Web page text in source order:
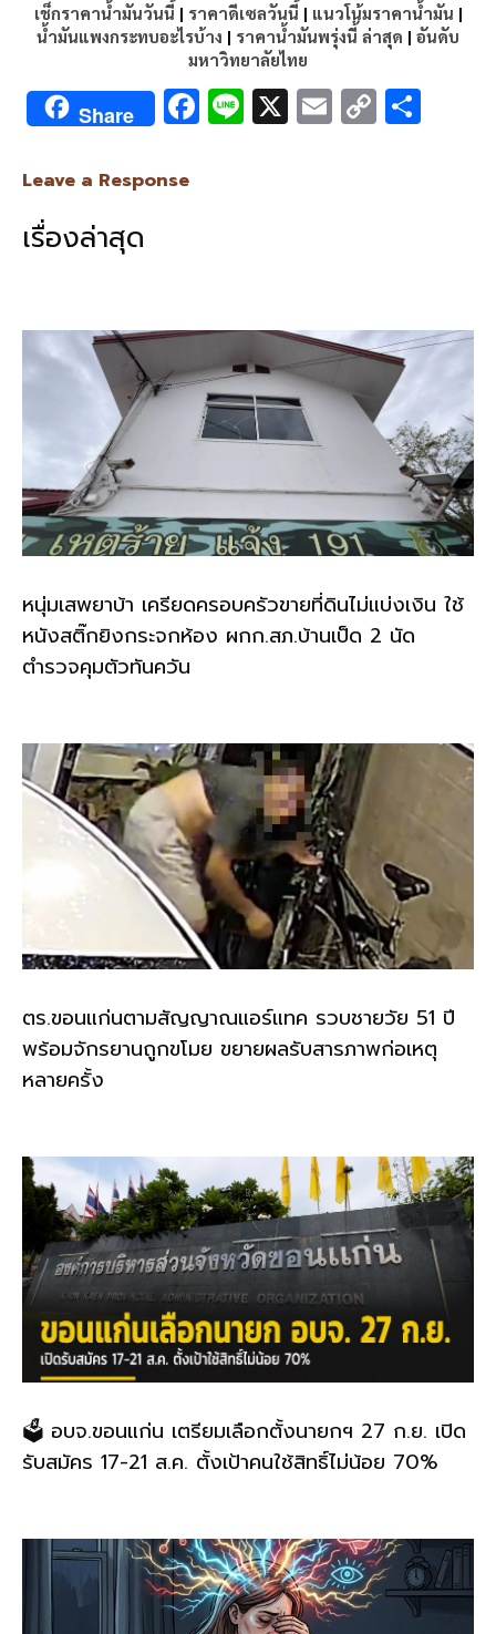
เช็กราคาน้ำมันวันนี้ | ราคาดีเซลวันนี้ | แนวโน้มราคาน้ำมัน |
น้ำมันแพงกระทบอะไรบ้าง | ราคาน้ำมันพรุ่งนี้ ล่าสุด | อันดับ
มหาวิทยาลัยไทย
Share F
k
Li X E C
Leave a Response
เรื่องล่าสุด
หนุ่มเสพยาบ้า เครียดครอบครัวขายที่ดินไม่แบ่งเงิน ใช้
หนังสติ๊กยิงกระจกห้อง ผกก.สภ.บ้านเป็ด 2 นัด
ตำรวจคุมตัวทันควัน
ตร.ขอนแก่นตามสัญญาณแอร์แทค รวบชายวัย 51 ปี
พร้อมจักรยานถูกขโมย ขยายผลรับสารภาพก่อเหตุ
หลายครั้ง
🗳️ อบจ.ขอนแก่น เตรียมเลือกตั้งนายกฯ 27 ก.ย. เปิด
รับสมัคร 17-21 ส.ค. ตั้งเป้าคนใช้สิทธิ์ไม่น้อย 70%